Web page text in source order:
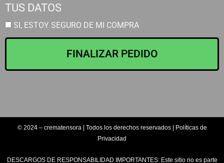
TUS DATOS
SI, ESTOY SEGURO DE MI COMPRA
FINALIZAR PEDIDO
© 2024 – crematensora | Todos los derechos reservados | Políticas de
Privacidad
DESCARGOS DE RESPONSABILIDAD IMPORTANTES: Este sitio no es parte